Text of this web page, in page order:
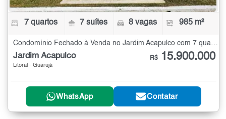
7 quartos 7 suítes 8 vagas 985 m²
Condomínio Fechado à Venda no Jardim Acapulco com 7 quartos - 985 m²
Jardim Acapulco
Litoral - Guarujá
R$ 15.900.000
WhatsApp Contatar